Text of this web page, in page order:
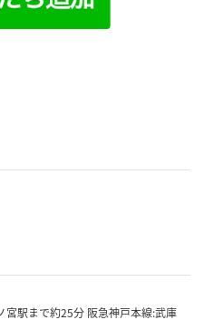
駅まで約25分 阪急神戸本線:武庫